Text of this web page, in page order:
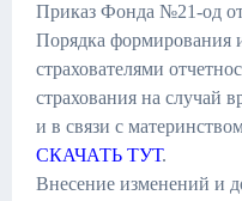
Приказ Фонда №21-од
Порядка формирования
страхователями
страхования на случай
и в связи с
СКАЧАТЬ ТУТ.
Внесение изменений и